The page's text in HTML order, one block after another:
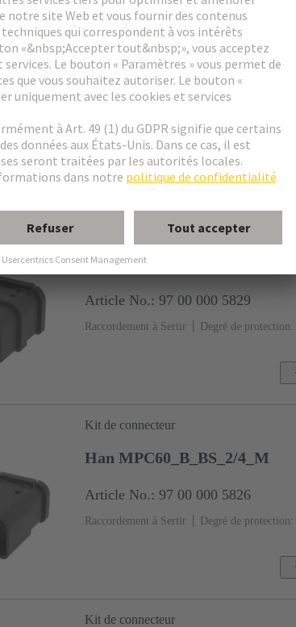
Kit de connecteur
Han MPC30_B_BS_2/4_M
Article No.: 97 00 000 5828
Raccordement à Sertir Degré de
Kit de connecteur
Han MPC30_B_BS_2/4_F
Article No.: 97 00 000 5829
Raccordement à Sertir Degré de
Kit de connecteur
Han MPC60_B_BS_2/4_M
Article No.: 97 00 000 5826
Raccordement à Sertir Degré de
Kit de connecteur